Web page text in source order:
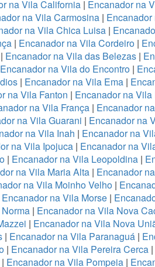
na Vila California | Encanador na
na Vila Carmosina |
na Vila Chica Luisa |
| Encanador na Vila Cordeiro |
| Encanador na Vila das Belezas |
Encanador na Vila do Encontro|
| Encanador na Vila Ema |
na Vila Fanton | Encanador na
na Vila França| Encanador
na Vila Guarani | Encanador na
na Vila Inah | Encanador na
na Vila Ipojuca| Encanador na
| Encanador na Vila Leopoldina|
na Vila Maria Alta| Encanador
na Vila Moinho Velho |
Encanador na Vila Morse|
| Encanador na Vila Nova
| Encanador na Vila Nova
| Encanador na Vila Paranaguá |
| Encanador na Vila Pereira Cerca|
| Encanador na Vila Pompeia|